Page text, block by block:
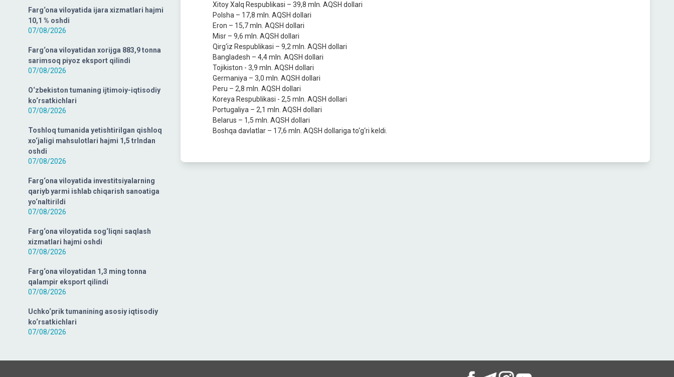
Farg‘ona viloyatida ijara xizmatlari hajmi
10,1 % oshdi
07/08/2026
Farg‘ona viloyatidan xorijga 883,9 tonna
sarimsoq piyoz eksport qilindi
07/08/2026
O‘zbekiston tumaning ijtimoiy-iqtisodiy
ko‘rsatkichlari
07/08/2026
Toshloq tumanida yetishtirilgan qishloq
xo‘jaligi mahsulotlari hajmi 1,5 trlndan
oshdi
07/08/2026
Farg‘ona viloyatida investitsiyalarning
qariyb yarmi ishlab chiqarish sanoatiga
yo‘naltirildi
07/08/2026
Farg‘ona viloyatida sog‘liqni saqlash
xizmatlari hajmi oshdi
07/08/2026
Farg‘ona viloyatidan 1,3 ming tonna
qalampir eksport qilindi
07/08/2026
Uchko‘prik tumanining asosiy iqtisodiy
ko‘rsatkichlari
07/08/2026
Xitoy Xalq Respublikasi – 39,8 mln. AQSH dollari
Polsha – 17,8 mln. AQSH dollari
Eron – 15,7 mln. AQSH dollari
Misr – 9,6 mln. AQSH dollari
Qirg‘iz Respublikasi – 9,2 mln. AQSH dollari
Bangladesh – 4,4 mln. AQSH dollari
Tojikiston - 3,9 mln. AQSH dollari
Germaniya – 3,0 mln. AQSH dollari
Peru – 2,8 mln. AQSH dollari
Koreya Respublikasi - 2,5 mln. AQSH dollari
Portugaliya – 2,1 mln. AQSH dollari
Belarus – 1,5 mln. AQSH dollari
Boshqa davlatlar – 17,6 mln. AQSH dollariga to‘g‘ri keldi.